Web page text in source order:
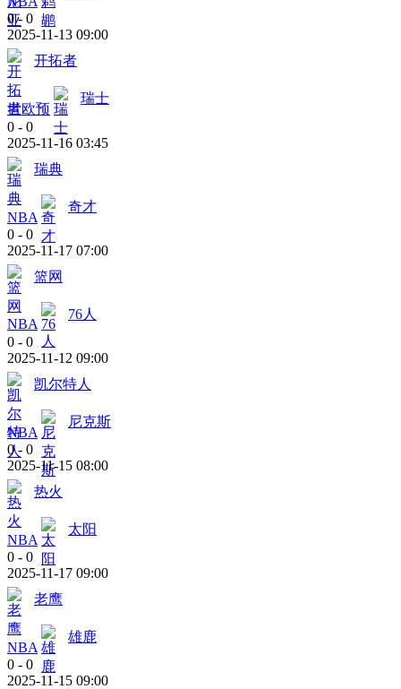
0 - 0
2025-11-13 09:00
开拓者
世欧预
瑞士
0 - 0
2025-11-16 03:45
瑞典
NBA
奇才
0 - 0
2025-11-17 07:00
篮网
NBA
76人
0 - 0
2025-11-12 09:00
凯尔特人
NBA
尼克斯
0 - 0
2025-11-15 08:00
热火
NBA
太阳
0 - 0
2025-11-17 09:00
老鹰
NBA
雄鹿
0 - 0
2025-11-15 09:00